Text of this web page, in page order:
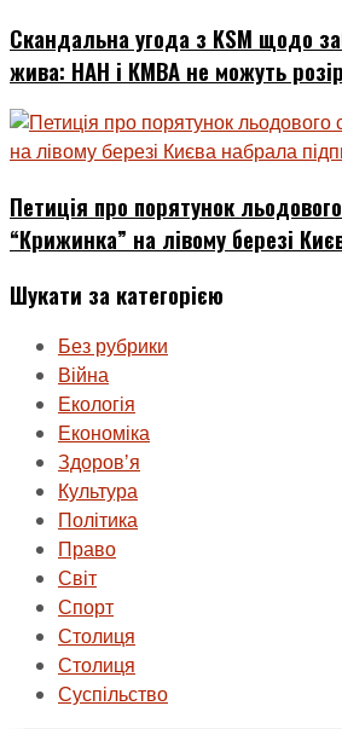
Скандальна угода з KSM щодо
жива: НАН і КМВА не можуть
Петиція про порятунок
“Крижинка” на лівому березі
Шукати за категорією
Без рубрики
Війна
Екологія
Економіка
Здоровʼя
Культура
Політика
Право
Світ
Спорт
Столиця
Столиця
Суспільство